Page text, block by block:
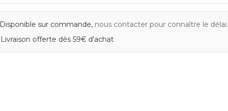
Disponible sur commande, nous contacter pour connaître le délai.
Livraison offerte dès 59€ d'achat